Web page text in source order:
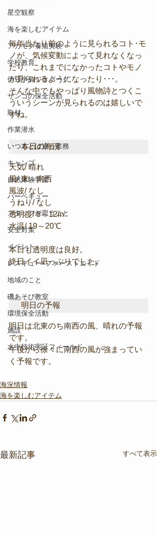
星空観察
海を楽しむアイテム
アカモク養殖実験
学校教育
伊豆半島ジオパーク
サンゴの保全活動
取材
作業潜水
いつもとは違う業務
キャンプ
自然体験学習
バーベキュー
スタッフが思うこと
安全対策
イベント
レスキュー･ファーストエイド
地域のこと
磯あそび教室
環境保全活動
施設
水中技術実証フィールド
毎年当たり前のように見られるコト･モ
ノが、気候変動によって見れなくなっ
たり、これまでになかったコトやモノ
が見られるようになったり･･･。
そんな中でもやっぱり風物詩とつくこ
ういうシーンが見られるのは嬉しいで
すね。
本日の海況
天気/ 晴れ
風/ 東→南西
風波/ なし
うねり/ なし
透明度/ 8～12m
水温/ 19～20℃
本日も透明度は良好。
終日イイ凪っぷりでした。
明日の予報
明日は北東のち南西の風、晴れの予報
です。
午後から徐々に南西の風が強まってい
く予報です。
海況情報
海を楽しむアイテム
最新記事 すべて表示